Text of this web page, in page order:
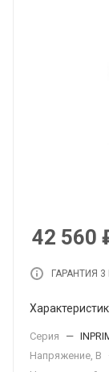
42 560
ГАРАНТИЯ
Серия —
Напряжение, В